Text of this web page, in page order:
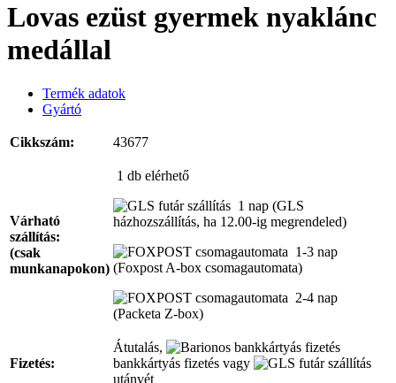
Lovas ezüst gyermek nyaklánc
medállal
Termék adatok
Gyártó
Cikkszám: 43677
Várható
szállítás:
(csak
munkanapokon)
1 db elérhető
1 nap (GLS
házhozszállítás, ha 12.00-ig megrendeled)
1-3 nap
(Foxpost A-box csomagautomata)
2-4 nap
(Packeta Z-box)
Fizetés:
Átutalás,
bankkártyás fizetés vagy
utánvét